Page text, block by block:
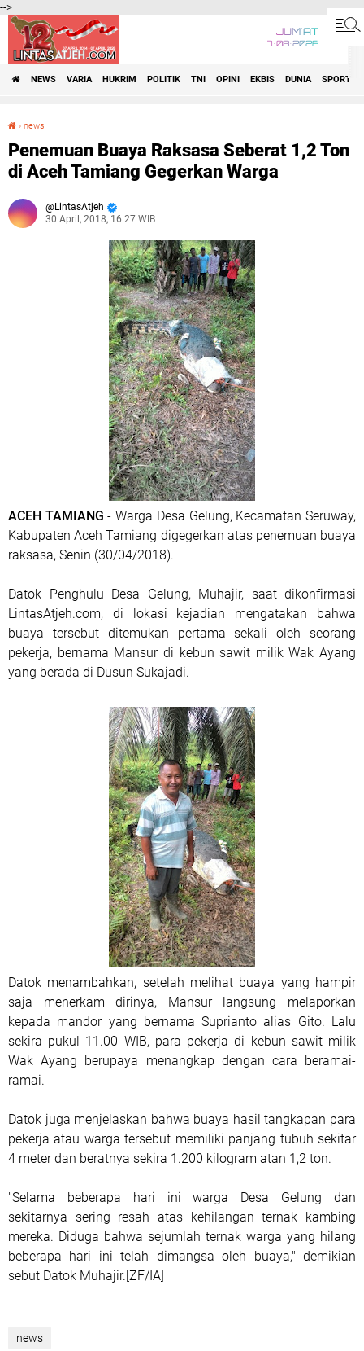
-->
JUM'AT
7•08•2026
NEWS VARIA HUKRIM POLITIK TNI OPINI EKBIS DUNIA SPORT
› news
Penemuan Buaya Raksasa Seberat 1,2 Ton
di Aceh Tamiang Gegerkan Warga
LintasAtjeh
30 April, 2018, 16.27 WIB
ACEH TAMIANG - Warga Desa Gelung, Kecamatan Seruway,
Kabupaten Aceh Tamiang digegerkan atas penemuan buaya
raksasa, Senin (30/04/2018).
Datok Penghulu Desa Gelung, Muhajir, saat dikonfirmasi
LintasAtjeh.com, di lokasi kejadian mengatakan bahwa
buaya tersebut ditemukan pertama sekali oleh seorang
pekerja, bernama Mansur di kebun sawit milik Wak Ayang
yang berada di Dusun Sukajadi.
Datok menambahkan, setelah melihat buaya yang hampir
saja menerkam dirinya, Mansur langsung melaporkan
kepada mandor yang bernama Suprianto alias Gito. Lalu
sekira pukul 11.00 WIB, para pekerja di kebun sawit milik
Wak Ayang berupaya menangkap dengan cara beramai-
ramai.
Datok juga menjelaskan bahwa buaya hasil tangkapan para
pekerja atau warga tersebut memiliki panjang tubuh sekitar
4 meter dan beratnya sekira 1.200 kilogram atan 1,2 ton.
"Selama beberapa hari ini warga Desa Gelung dan
sekitarnya sering resah atas kehilangan ternak kambing
mereka. Diduga bahwa sejumlah ternak warga yang hilang
beberapa hari ini telah dimangsa oleh buaya," demikian
sebut Datok Muhajir.[ZF/IA]
news